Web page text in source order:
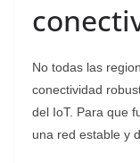
No todas las
conectividad
del IoT. Para que
una red estable y